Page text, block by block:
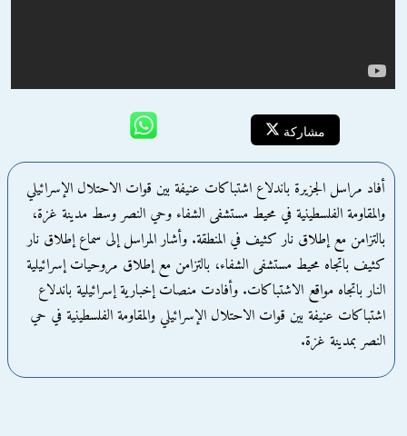
مشاركة
أفاد مراسل الجزيرة باندلاع اشتباكات عنيفة بين قوات الاحتلال الإسرائيلي
والمقاومة الفلسطينية في محيط مستشفى الشفاء وحي النصر وسط مدينة غزة،
بالتزامن مع إطلاق نار كثيف في المنطقة. وأشار المراسل إلى سماع إطلاق نار
كثيف باتجاه محيط مستشفى الشفاء، بالتزامن مع إطلاق مروحيات إسرائيلية
النار باتجاه مواقع الاشتباكات. وأفادت منصات إخبارية إسرائيلية باندلاع
اشتباكات عنيفة بين قوات الاحتلال الإسرائيلي والمقاومة الفلسطينية في حي
النصر بمدينة غزة.